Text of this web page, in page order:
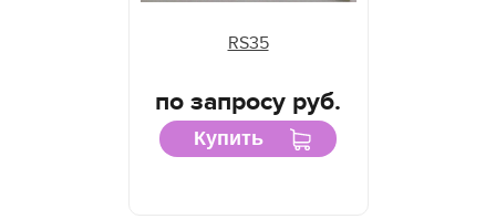
RS35
по запросу руб.
Купить